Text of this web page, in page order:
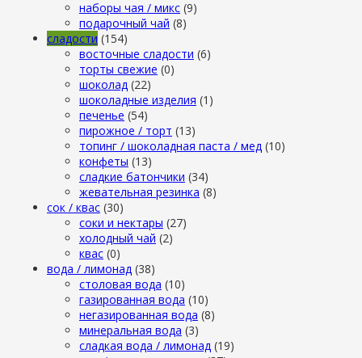
наборы чая / микс (9)
подарочный чай (8)
сладости (154)
восточные сладости (6)
торты свежие (0)
шоколад (22)
шоколадные изделия (1)
печенье (54)
пирожное / торт (13)
топинг / шоколадная паста / мед (10)
конфеты (13)
сладкие батончики (34)
жевательная резинка (8)
сок / квас (30)
соки и нектары (27)
холодный чай (2)
квас (0)
вода / лимонад (38)
столовая вода (10)
газированная вода (10)
негазированная вода (8)
минеральная вода (3)
сладкая вода / лимонад (19)